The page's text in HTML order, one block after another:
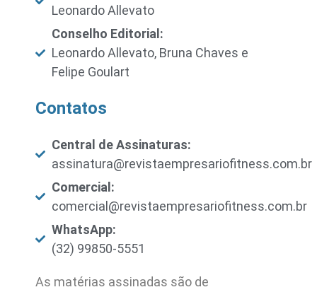
Leonardo Allevato
Conselho Editorial:
Leonardo Allevato, Bruna Chaves e
Felipe Goulart
Contatos
Central de Assinaturas:
assinatura@revistaempresariofitness.com.br
Comercial:
comercial@revistaempresariofitness.com.br
WhatsApp:
(32) 99850-5551
As matérias assinadas são de